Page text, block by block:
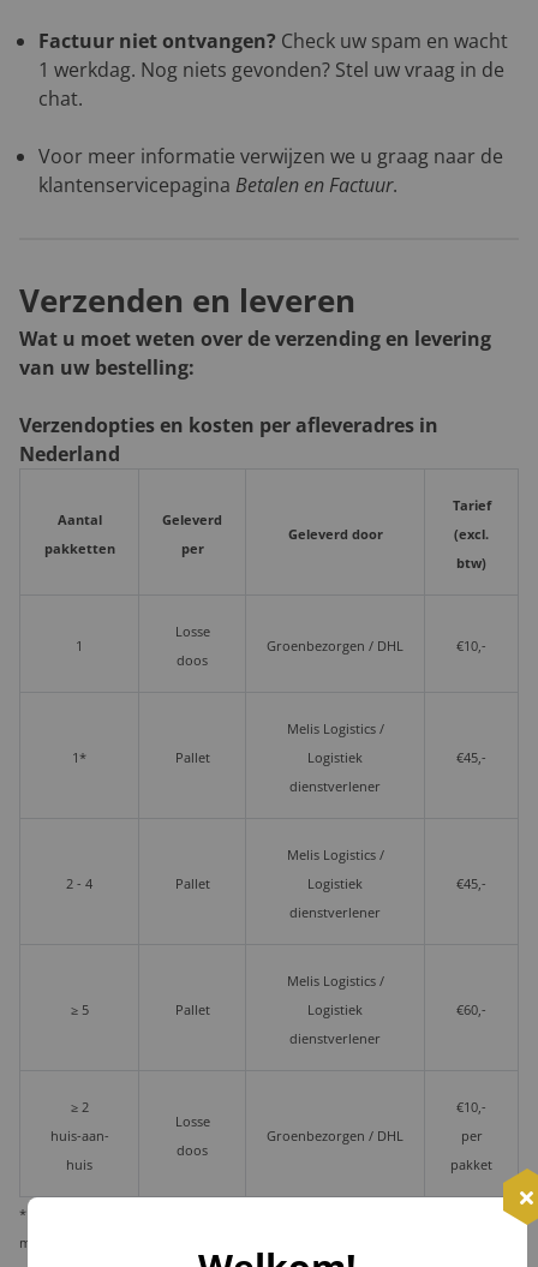
Factuur niet ontvangen? Check uw spam en wacht
1 werkdag. Nog niets gevonden? Stel uw vraag in de
chat.
Voor meer informatie verwijzen we u graag naar de
klantenservicepagina Betalen en Factuur.
Verzenden en leveren
Wat u moet weten over de verzending en levering
van uw bestelling:
Verzendopties en kosten per afleveradres in
Nederland
Aantal
pakketten
Geleverd
per
Geleverd door
Tarief
(excl.
btw)
1
Losse
doos
Groenbezorgen / DHL €10,-
1* Pallet
Melis Logistics /
Logistiek
dienstverlener
€45,-
2 - 4 Pallet
Melis Logistics /
Logistiek
dienstverlener
€45,-
≥ 5 Pallet
Melis Logistics /
Logistiek
dienstverlener
€60,-
≥ 2
huis-aan-
huis
Losse
doos
Groenbezorgen / DHL
€10,-
per
pakket
* Wij verzenden 1 kerstpakket standaard per pakketdienst, maar bieden u de
mogelijkheid deze per pallet te laten leveren i.v.m. veiligheid en zekerheid.